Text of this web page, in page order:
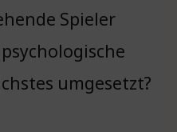
Spieler
umgesetzt?